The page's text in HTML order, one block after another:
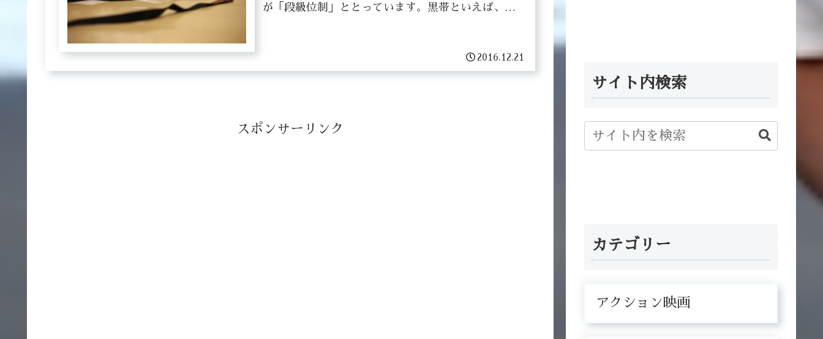
が「段級位制」ととっています。黒帯といえば、
2016.12.21
スポンサーリンク
サイト内検索
カテゴリー
アクション映画